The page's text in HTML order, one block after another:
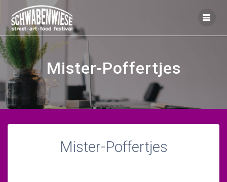
Mister-Poffertjes
Mister-Poffertjes